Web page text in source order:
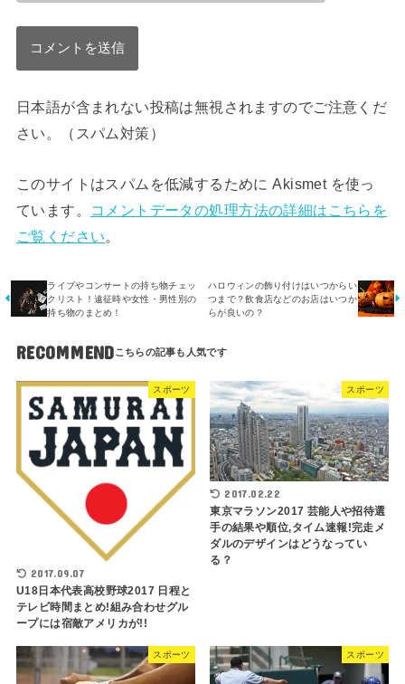
日本語が含まれない投稿は無視されますのでご注意くだ
さい。（スパム対策）
このサイトはスパムを低減するために Akismet を使っ
ています。
コメントデータの処理方法の詳細はこちらを
ご覧ください。
ライブやコンサートの持ち物チェッ
クリスト！遠征時や女性・男性別の
持ち物のまとめ！
ハロウィンの飾り付けはいつからい
つまで？飲食店などのお店はいつか
らが良いの？
RECOMMEND
スポーツ
2017.09.07
U18日本代表高校野球2017 日程と
テレビ時間まとめ!組み合わせグル
ープには宿敵アメリカが!!
スポーツ
2017.02.22
東京マラソン2017 芸能人や招待選
手の結果や順位,タイム速報!完走メ
ダルのデザインはどうなってい
る？
スポーツ スポーツ